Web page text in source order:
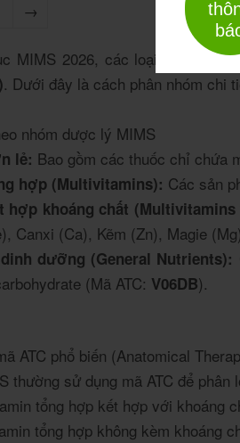
→
MIMS 2026, các loại Vitamin
. Dưới đây là cách phân nhóm chi
nhóm dược lý MIMS
lẻ: Bao gồm các thuốc chỉ chứa
hợp (Multivitamins): Các sản
hợp khoáng chất
Canxi (Ca), Kẽm (Zn), Magie
dưỡng (General Nutrients):
(Mã ATC: V06DB).
ATC phổ biến (Anatomical
thường sử dụng mã ATC để phân
tổng hợp kết hợp với khoáng
tổng hợp không kèm khoáng